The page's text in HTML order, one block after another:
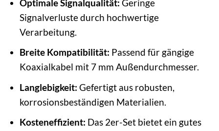
Optimale Signalqualität: Geringe
Signalverluste durch hochwertige
Verarbeitung.
Breite Kompatibilität: Passend für gängige
Koaxialkabel mit 7 mm Außendurchmesser.
Langlebigkeit: Gefertigt aus robusten,
korrosionsbeständigen Materialien.
Kosteneffizient: Das 2er-Set bietet ein gutes